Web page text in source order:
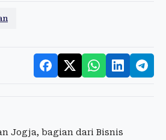
Jogja, bagian dari Bisnis